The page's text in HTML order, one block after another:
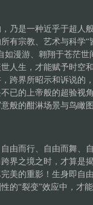
乃是一种近乎于超人
有宗教、艺术与科学
如漫游、翱翔于苍茫
人生，才能赋予时空
跨界所昭示和诉说的
已的上帝般的超验视
般的酣淋场景与鸟瞰
由而行、自由而舞、
界之境之时，才算是
美的重影！生身即自
的“裂变”效应中，才